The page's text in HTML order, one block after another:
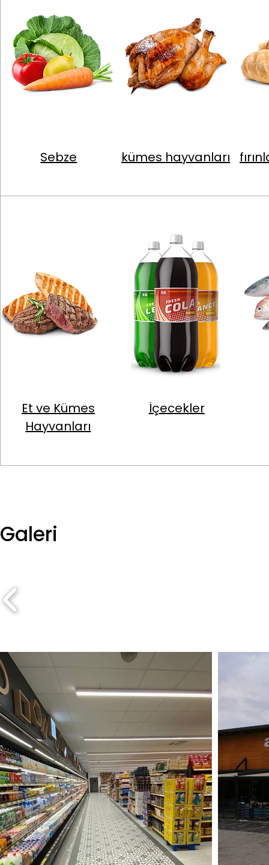
Sebze kümes hayvanları
Et ve Kümes
Hayvanları
İçecekler
Galeri